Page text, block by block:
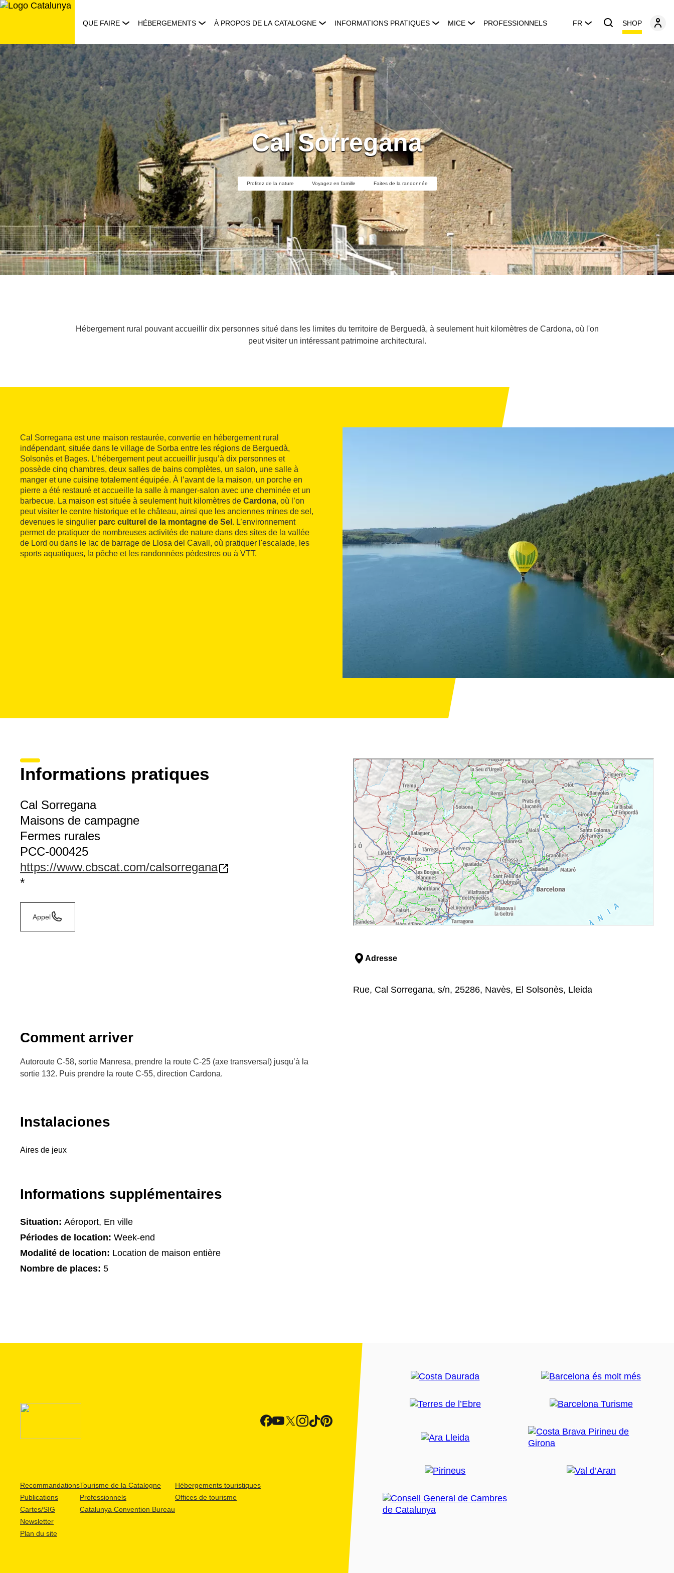
Aller
QUE FAIRE HÉBERGEMENTS À PROPOS DE LA CATALOGNE INFORMATIONS PRATIQUES MICE PROFESSIONNELS FR SHOP
Cal Sorregana
Profitez de la nature Voyagez en famille Faites de la randonnée
Hébergement rural pouvant accueillir dix personnes situé dans les limites du territoire de Berguedà, à seulement huit kilomètres de Cardona, où l'on
peut visiter un intéressant patrimoine architectural.
Cal Sorregana est une maison restaurée, convertie en hébergement rural
indépendant, située dans le village de Sorba entre les régions de Berguedà,
Solsonès et Bages. L’hébergement peut accueillir jusqu’à dix personnes et
possède cinq chambres, deux salles de bains complètes, un salon, une salle à
manger et une cuisine totalement équipée. À l’avant de la maison, un porche en
pierre a été restauré et accueille la salle à manger-salon avec une cheminée et un
barbecue. La maison est située à seulement huit kilomètres de Cardona, où l’on
peut visiter le centre historique et le château, ainsi que les anciennes mines de sel,
devenues le singulier parc culturel de la montagne de Sel . L’environnement
permet de pratiquer de nombreuses activités de nature dans des sites de la vallée
de Lord ou dans le lac de barrage de Llosa del Cavall, où pratiquer l'escalade, les
sports aquatiques, la pêche et les randonnées pédestres ou à VTT.
Informations pratiques
Cal Sorregana
Maisons de campagne
Fermes rurales
PCC-000425
https://www.cbscat.com/calsorregana
*
Appel
Adresse
Rue, Cal Sorregana, s/n, 25286, Navès, El Solsonès, Lleida
Comment arriver
Autoroute C-58, sortie Manresa, prendre la route C-25 (axe transversal) jusqu’à la
sortie 132. Puis prendre la route C-55, direction Cardona.
Instalaciones
Aires de jeux
Informations supplémentaires
Situation: Aéroport, En ville
Périodes de location: Week-end
Modalité de location: Location de maison entière
Nombre de places: 5
Recommandations
Publications
Cartes/SIG
Newsletter
Plan du site
Tourisme de la Catalogne
Professionnels
Catalunya Convention Bureau
Hébergements touristiques
Offices de tourisme